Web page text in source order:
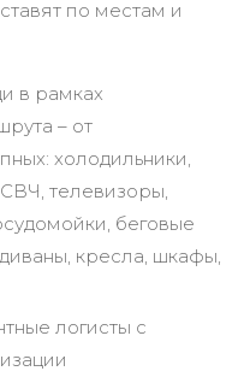
по местам и
в рамках
– от
холодильники,
телевизоры,
беговые
кресла, шкафы,
логисты с